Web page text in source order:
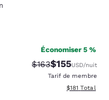
commentaires
Économiser 5 %
Tarif barré :
$163Tarif réduit :
$155USD/nuit
Tarif de membre
Afficher les
$181 Total